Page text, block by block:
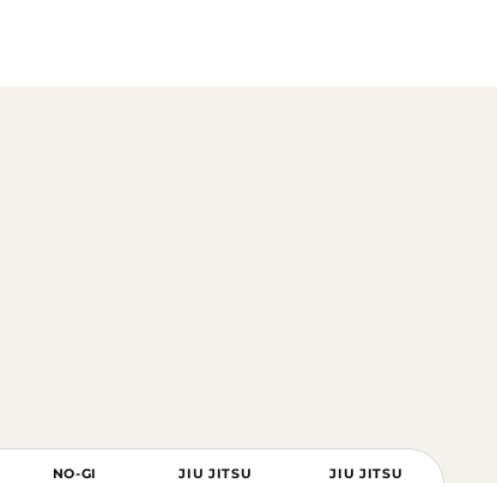
NO-GI
JIU JITSU
JIU JITSU